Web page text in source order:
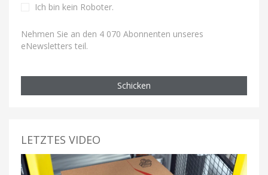
Ich bin kein Roboter.
Nehmen Sie an den 4 070 Abonnenten unseres
eNewsletters teil.
Schicken
LETZTES VIDEO